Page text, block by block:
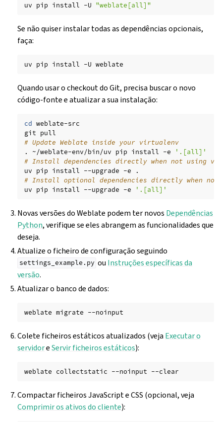
uv pip install -U "weblate[all]"
Se não quiser instalar todas as dependências opcionais,
faça:
uv pip install -U
Quando usar o checkout do Git, precisa buscar o novo
código-fonte e atualizar a sua instalação:
cd weblate-src
git
# Update Weblate inside your virtualenv
.
~/weblate-env/bin/uv pip install -e
'.[all]'
# Install dependencies directly when not using
uv pip install --upgrade -e
# Install optional dependencies directly when
uv pip install --upgrade -e '.[all]'
Novas versões do Weblate podem ter novos Dependências
Python, verifique se eles abrangem as funcionalidades que
deseja.
Atualize o ficheiro de configuração seguindo
settings_example.py ou Instruções específicas da
versão.
Atualizar o banco de dados:
weblate migrate
Colete ficheiros estáticos atualizados (veja Executar o
servidoreServir ficheiros estáticos):
weblate collectstatic --noinput
Compactar ficheiros JavaScript e CSS (opcional, veja
Comprimir os ativos do cliente):